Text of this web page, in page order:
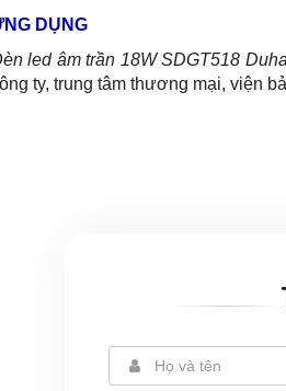
DỤNG
led âm trần 18W SDGT518
ty, trung tâm thương mại, viện